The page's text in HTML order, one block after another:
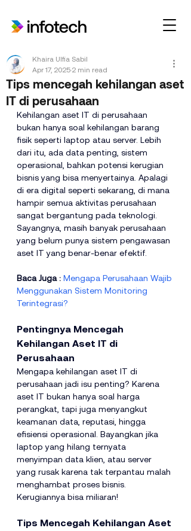
Tips mencegah kehilangan aset
IT di perusahaan
Khaira Ulfia Sabil
Apr 17, 2025 2 min read
Kehilangan aset IT di perusahaan
bukan hanya soal kehilangan barang
fisik seperti laptop atau server. Lebih
dari itu, ada data penting, sistem
operasional, bahkan potensi kerugian
bisnis yang bisa menyertainya. Apalagi
di era digital seperti sekarang, di mana
hampir semua aktivitas perusahaan
sangat bergantung pada teknologi.
Sayangnya, masih banyak perusahaan
yang belum punya sistem pengawasan
aset IT yang benar-benar efektif.
Baca Juga : Mengapa Perusahaan Wajib
Menggunakan Sistem Monitoring
Terintegrasi?
Pentingnya Mencegah
Kehilangan Aset IT di
Perusahaan
Mengapa kehilangan aset IT di
perusahaan jadi isu penting? Karena
aset IT bukan hanya soal harga
perangkat, tapi juga menyangkut
keamanan data, reputasi, hingga
efisiensi operasional. Bayangkan jika
laptop yang hilang ternyata
menyimpan data klien, atau server
yang rusak karena tak terpantau malah
menghambat proses bisnis.
Kerugiannya bisa miliaran!
Tips Mencegah Kehilangan Aset